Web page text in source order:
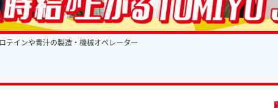
テインや青汁の製造・機械オペレーター